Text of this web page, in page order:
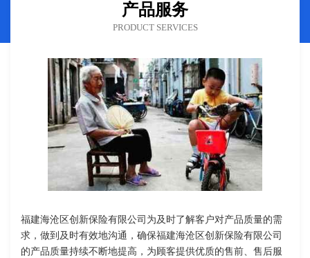
产品服务
PRODUCT SERVICES
福建海沧区创新保险有限公司为及时了解客户对产品质量的需
求，做到及时有效地沟通，确保福建海沧区创新保险有限公司
的产品质量持续不断地提高，为顾客提供优质的售前、售后服